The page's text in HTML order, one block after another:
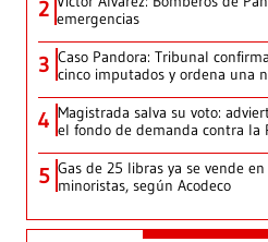
2 emergencias
3 Caso Pandora: Tribunal
cinco imputados y ordena una
4 Magistrada salva su voto:
el fondo de demanda contra la
5 Gas de 25 libras ya se vende
minoristas, según Acodeco